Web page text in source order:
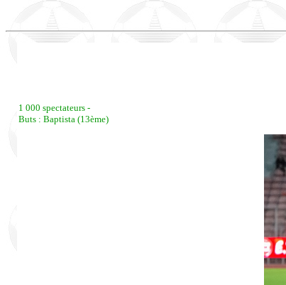
1 000 spectateurs -
Buts : Baptista (13ème)